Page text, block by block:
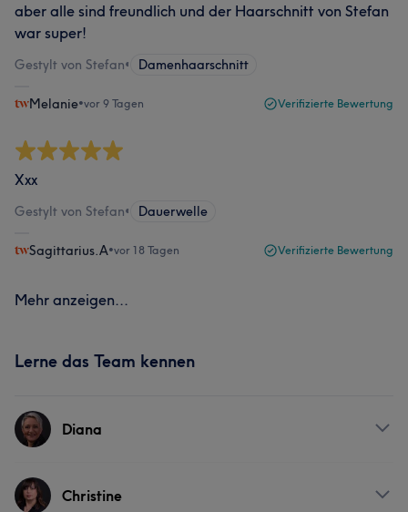
aber alle sind freundlich und der Haarschnitt von Stefan
war super!
Gestylt von Stefan• Damenhaarschnitt
Melanie•vor 9 Tagen Verifizierte Bewertung
Xxx
Gestylt von Stefan• Dauerwelle
Sagittarius.A•vor 18 Tagen Verifizierte Bewertung
Mehr anzeigen...
Lerne das Team kennen
Diana
ServicesChristine